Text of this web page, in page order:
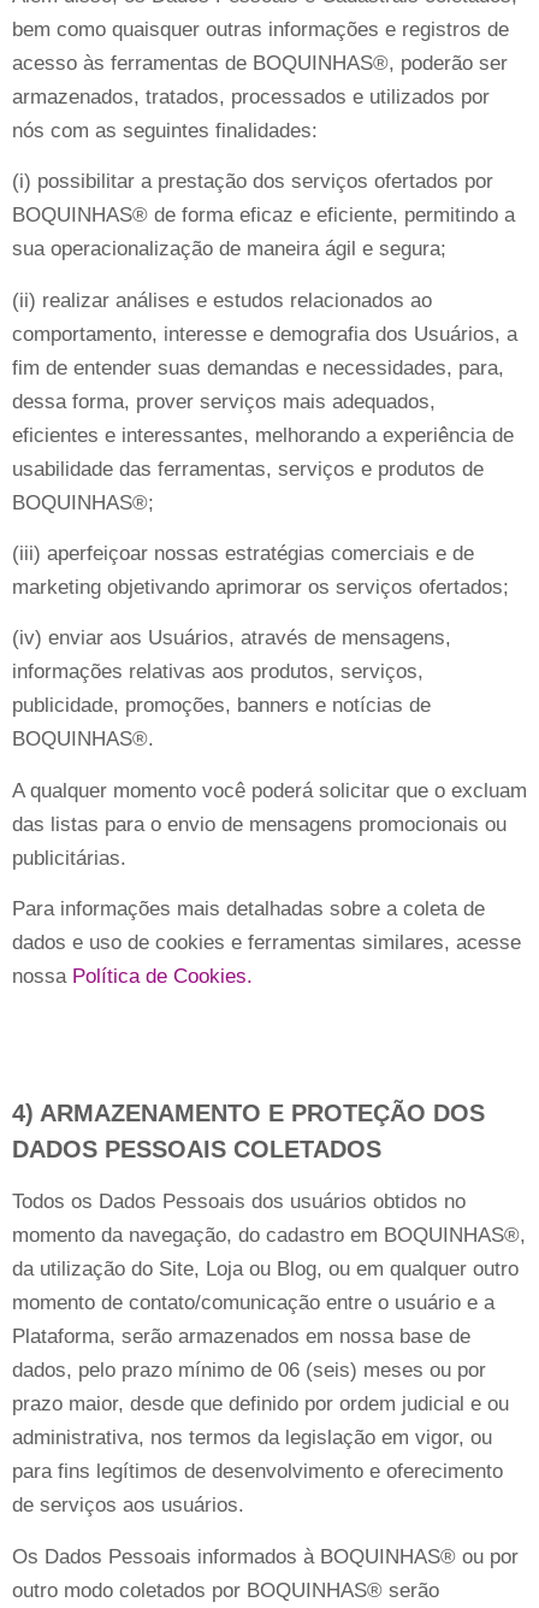
bem como quaisquer outras informações e registros de
acesso às ferramentas de BOQUINHAS®, poderão ser
armazenados, tratados, processados e utilizados por
nós com as seguintes finalidades:
(i) possibilitar a prestação dos serviços ofertados por
BOQUINHAS® de forma eficaz e eficiente, permitindo a
sua operacionalização de maneira ágil e segura;
(ii) realizar análises e estudos relacionados ao
comportamento, interesse e demografia dos Usuários, a
fim de entender suas demandas e necessidades, para,
dessa forma, prover serviços mais adequados,
eficientes e interessantes, melhorando a experiência de
usabilidade das ferramentas, serviços e produtos de
BOQUINHAS®;
(iii) aperfeiçoar nossas estratégias comerciais e de
marketing objetivando aprimorar os serviços ofertados;
(iv) enviar aos Usuários, através de mensagens,
informações relativas aos produtos, serviços,
publicidade, promoções, banners e notícias de
BOQUINHAS®.
A qualquer momento você poderá solicitar que o excluam
das listas para o envio de mensagens promocionais ou
publicitárias.
Para informações mais detalhadas sobre a coleta de
dados e uso de cookies e ferramentas similares, acesse
nossa Política de Cookies.
4) ARMAZENAMENTO E PROTEÇÃO DOS
DADOS PESSOAIS COLETADOS
Todos os Dados Pessoais dos usuários obtidos no
momento da navegação, do cadastro em BOQUINHAS®,
da utilização do Site, Loja ou Blog, ou em qualquer outro
momento de contato/comunicação entre o usuário e a
Plataforma, serão armazenados em nossa base de
dados, pelo prazo mínimo de 06 (seis) meses ou por
prazo maior, desde que definido por ordem judicial e ou
administrativa, nos termos da legislação em vigor, ou
para fins legítimos de desenvolvimento e oferecimento
de serviços aos usuários.
Os Dados Pessoais informados à BOQUINHAS® ou por
outro modo coletados por BOQUINHAS® serão